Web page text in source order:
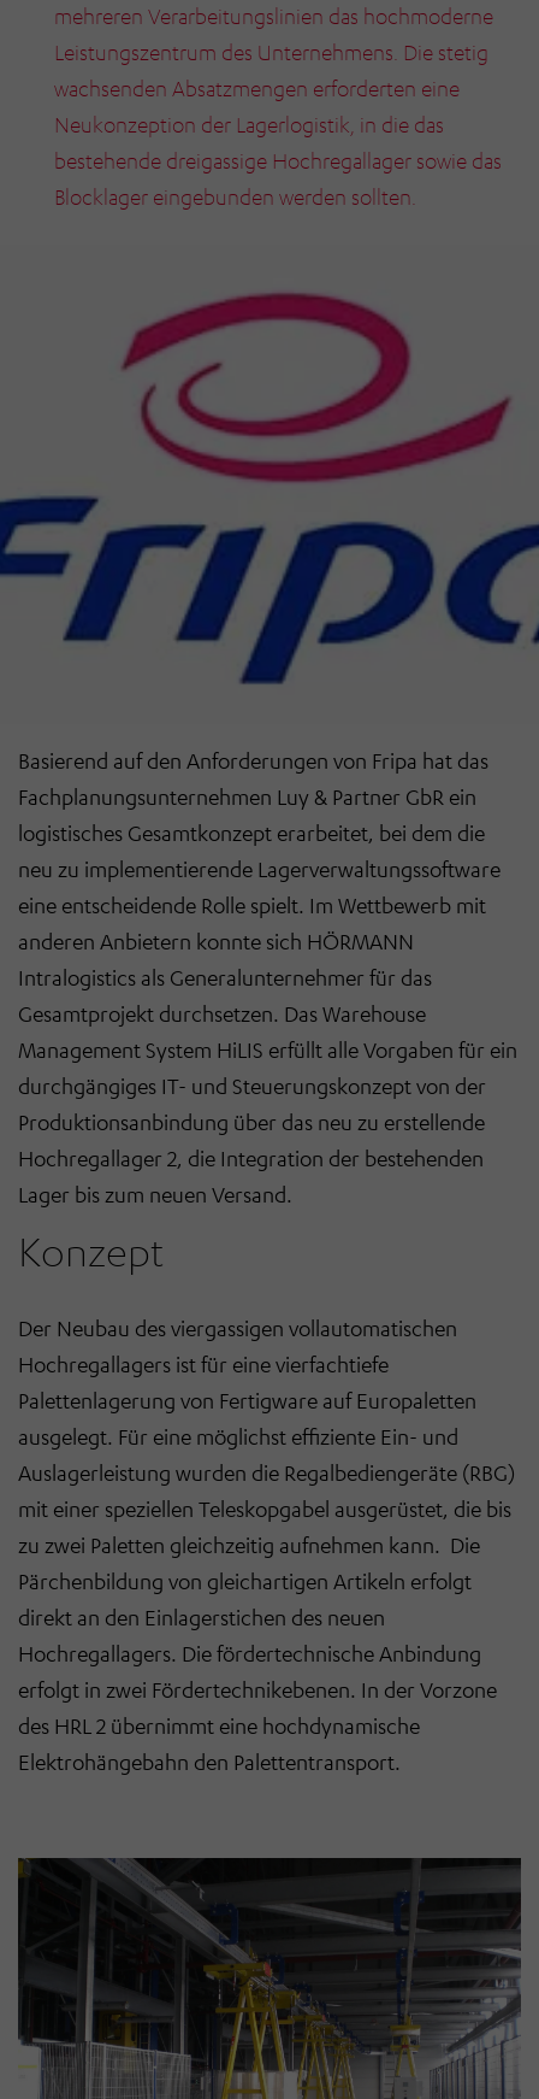
mehreren Verarbeitungslinien das hochmoderne
Leistungszentrum des Unternehmens. Die stetig
wachsenden Absatzmengen erforderten eine
Neukonzeption der Lagerlogistik, in die das
bestehende dreigassige Hochregallager sowie das
Blocklager eingebunden werden sollten.
Basierend auf den Anforderungen von Fripa hat das
Fachplanungsunternehmen Luy & Partner GbR ein
logistisches Gesamtkonzept erarbeitet, bei dem die
neu zu implementierende Lagerverwaltungssoftware
eine entscheidende Rolle spielt. Im Wettbewerb mit
anderen Anbietern konnte sich HÖRMANN
Intralogistics als Generalunternehmer für das
Gesamtprojekt durchsetzen. Das Warehouse
Management System HiLIS erfüllt alle Vorgaben für ein
durchgängiges IT- und Steuerungskonzept von der
Produktionsanbindung über das neu zu erstellende
Hochregallager 2, die Integration der bestehenden
Lager bis zum neuen Versand.
Konzept
Der Neubau des viergassigen vollautomatischen
Hochregallagers ist für eine vierfachtiefe
Palettenlagerung von Fertigware auf Europaletten
ausgelegt. Für eine möglichst effiziente Ein- und
Auslagerleistung wurden die Regalbediengeräte (RBG)
mit einer speziellen Teleskopgabel ausgerüstet, die bis
zu zwei Paletten gleichzeitig aufnehmen kann. Die
Pärchenbildung von gleichartigen Artikeln erfolgt
direkt an den Einlagerstichen des neuen
Hochregallagers. Die fördertechnische Anbindung
erfolgt in zwei Fördertechnikebenen. In der Vorzone
des HRL 2 übernimmt eine hochdynamische
Elektrohängebahn den Palettentransport.